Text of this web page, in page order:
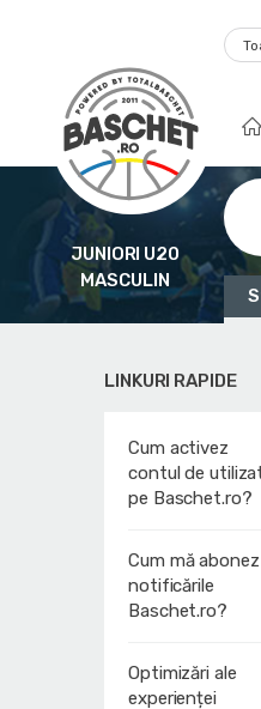
JUNIORI U20
MASCULIN
LINKURI RAPIDE
Cum activez
contul de
pe Baschet.ro?
Cum mă
notificările
Baschet.ro?
Optimizări ale
experienței